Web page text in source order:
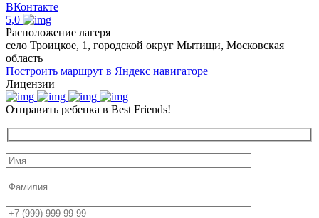
ВКонтакте
5,0
Расположение лагеря
село Троицкое, 1, городской округ Мытищи, Московская
область
Построить маршрут в Яндекс навигаторе
Лицензии
Отправить ребенка в Best Friends!